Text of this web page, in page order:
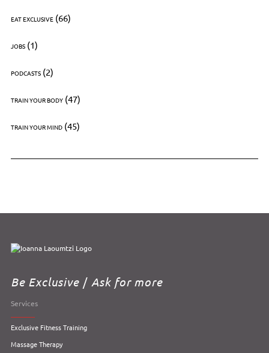
EAT EXCLUSIVE(66)
JOBS(1)
PODCASTS(2)
TRAIN YOUR BODY(47)
TRAIN YOUR MIND(45)
Be Exclusive / Ask for more
Services
Exclusive Fitness Training
Massage Therapy